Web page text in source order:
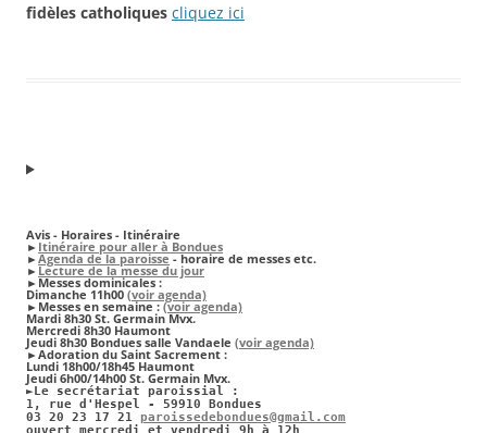
fidèles catholiques cliquez ici
Avis - Horaires - Itinéraire
► Itinéraire pour aller à Bondues
► Agenda de la paroisse- horaire de messes etc.
► Lecture de la messe du jour
► Messes dominicales:
Dimanche 11h00 (voir agenda)
► Messes en semaine : (voir agenda)
Mardi 8h30 St. Germain Mvx.
Mercredi 8h30 Haumont
Jeudi 8h30 Bondues salle Vandaele (voir agenda)
►Adoration du Saint Sacrement :
Lundi 18h00/18h45 Haumont
Jeudi 6h00/14h00 St. Germain Mvx.
► Le secrétariat paroissial :
1, rue d'Hespel - 59910 Bondues
03 20 23 17 21 paroissedebondues@gmail.com